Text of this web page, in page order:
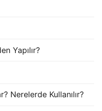
Yapılır?
Nerelerde Kullanılır?